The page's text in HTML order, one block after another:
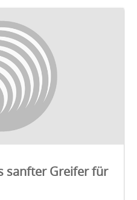
sanfter Greifer für